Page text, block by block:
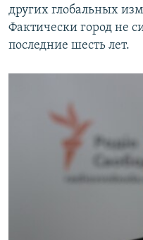
других глобальных
Фактически город не
последние шесть лет.